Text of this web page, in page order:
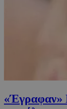
«Έγραφαν»